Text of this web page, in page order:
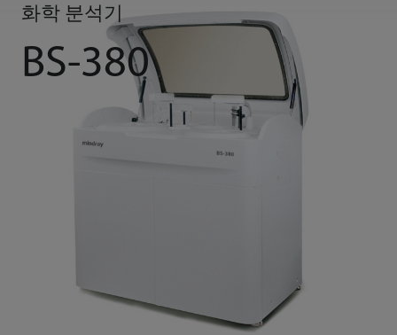
화학 분석기
BS-380